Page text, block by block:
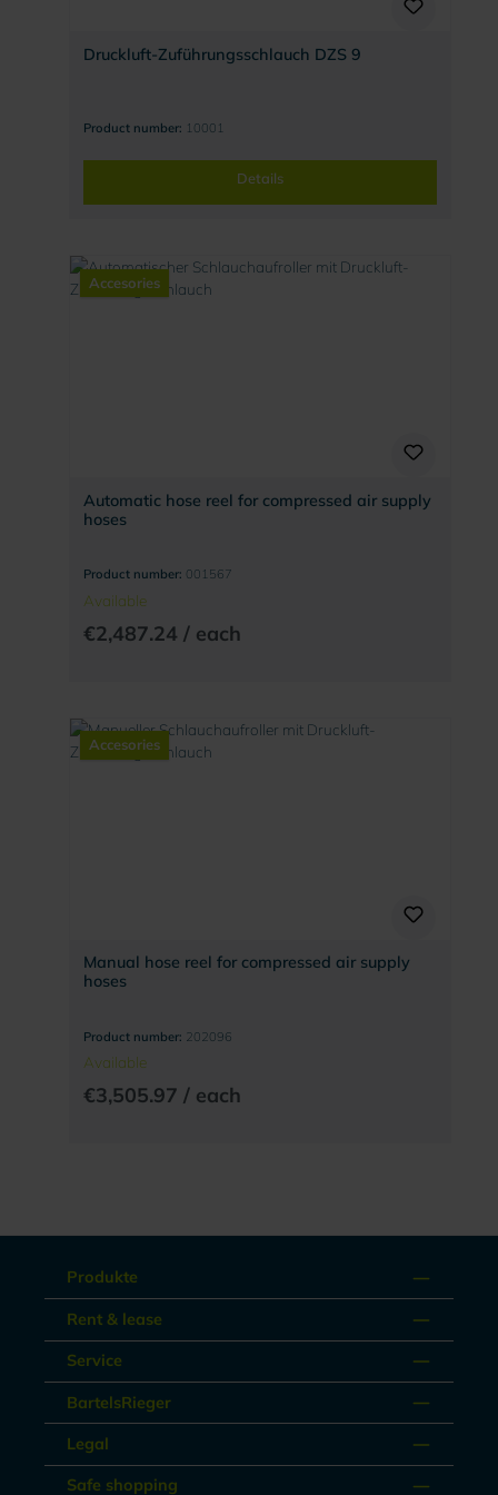
Druckluft-Zuführungsschlauch DZS 9
Product number: 10001
Details
Accesories
Automatic hose reel for compressed air supply
hoses
Product number: 001567
Available
€2,487.24 / each
Accesories
Manual hose reel for compressed air supply
hoses
Product number: 202096
Available
€3,505.97 / each
Produkte
Rent & lease
Service
BartelsRieger
Legal
Safe shopping